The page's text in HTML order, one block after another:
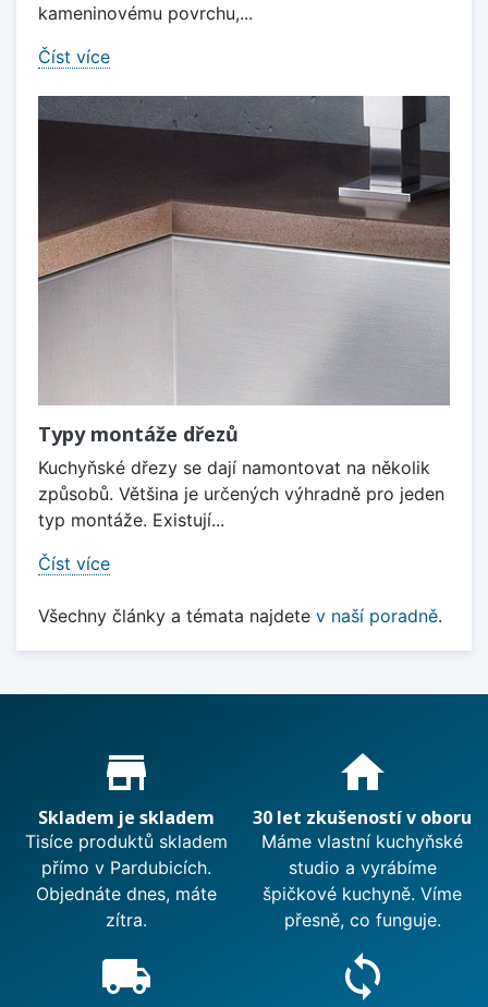
kameninovému povrchu,...
Číst více
Typy montáže dřezů
Kuchyňské dřezy se dají namontovat na několik
způsobů. Většina je určených výhradně pro jeden
typ montáže. Existují...
Číst více
Všechny články a témata najdete v naší poradně.
Proč nakupovat u nás?
store_mall_directory
Skladem je skladem
Tisíce produktů skladem
přímo v Pardubicích.
Objednáte dnes, máte
zítra.
home
30 let zkušeností v oboru
Máme vlastní kuchyňské
studio a vyrábíme
špičkové kuchyně. Víme
přesně, co funguje.
local_shipping sync